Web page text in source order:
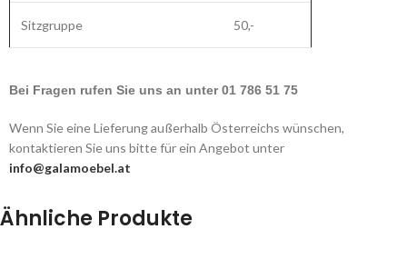
Sitzgruppe 50,-
Bei Fragen rufen Sie uns an unter 01 786 51 75
Wenn Sie eine Lieferung außerhalb Österreichs wünschen,
kontaktieren Sie uns bitte für ein Angebot unter
info@galamoebel.at
Ähnliche Produkte